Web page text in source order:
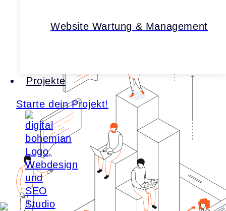
Website Wartung & Management
Projekte
Starte dein Projekt!